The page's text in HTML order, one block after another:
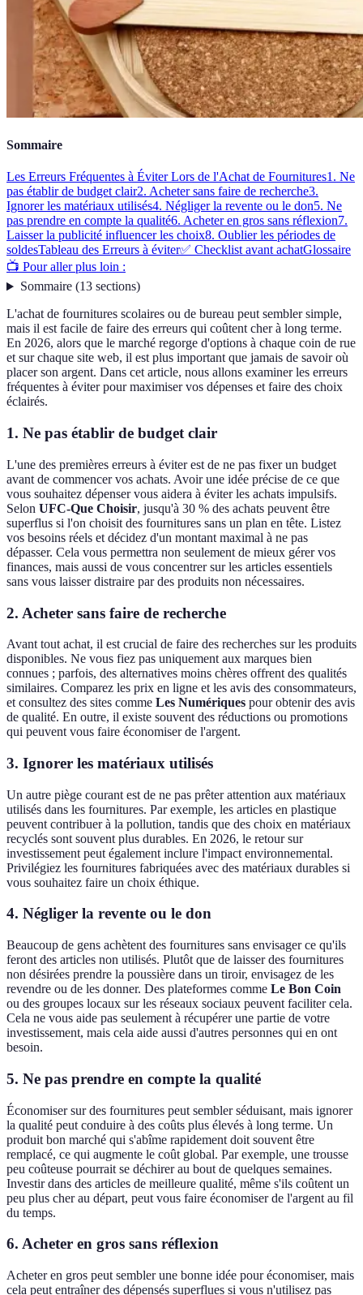
Sommaire
Les Erreurs Fréquentes à Éviter Lors de l'Achat de Fournitures1. Ne
pas établir de budget clair2. Acheter sans faire de recherche3.
Ignorer les matériaux utilisés4. Négliger la revente ou le don5. Ne
pas prendre en compte la qualité6. Acheter en gros sans réflexion7.
Laisser la publicité influencer les choix8. Oublier les périodes de
soldesTableau des Erreurs à éviter✅ Checklist avant achatGlossaire
📺 Pour aller plus loin :
Sommaire(13 sections)
L'achat de fournitures scolaires ou de bureau peut sembler simple,
mais il est facile de faire des erreurs qui coûtent cher à long terme.
En 2026, alors que le marché regorge d'options à chaque coin de rue
et sur chaque site web, il est plus important que jamais de savoir où
placer son argent. Dans cet article, nous allons examiner les erreurs
fréquentes à éviter pour maximiser vos dépenses et faire des choix
éclairés.
1. Ne pas établir de budget clair
L'une des premières erreurs à éviter est de ne pas fixer un budget
avant de commencer vos achats. Avoir une idée précise de ce que
vous souhaitez dépenser vous aidera à éviter les achats impulsifs.
Selon UFC-Que Choisir, jusqu'à 30 % des achats peuvent être
superflus si l'on choisit des fournitures sans un plan en tête. Listez
vos besoins réels et décidez d'un montant maximal à ne pas
dépasser. Cela vous permettra non seulement de mieux gérer vos
finances, mais aussi de vous concentrer sur les articles essentiels
sans vous laisser distraire par des produits non nécessaires.
2. Acheter sans faire de recherche
Avant tout achat, il est crucial de faire des recherches sur les produits
disponibles. Ne vous fiez pas uniquement aux marques bien
connues ; parfois, des alternatives moins chères offrent des qualités
similaires. Comparez les prix en ligne et les avis des consommateurs,
et consultez des sites comme Les Numériques pour obtenir des avis
de qualité. En outre, il existe souvent des réductions ou promotions
qui peuvent vous faire économiser de l'argent.
3. Ignorer les matériaux utilisés
Un autre piège courant est de ne pas prêter attention aux matériaux
utilisés dans les fournitures. Par exemple, les articles en plastique
peuvent contribuer à la pollution, tandis que des choix en matériaux
recyclés sont souvent plus durables. En 2026, le retour sur
investissement peut également inclure l'impact environnemental.
Privilégiez les fournitures fabriquées avec des matériaux durables si
vous souhaitez faire un choix éthique.
4. Négliger la revente ou le don
Beaucoup de gens achètent des fournitures sans envisager ce qu'ils
feront des articles non utilisés. Plutôt que de laisser des fournitures
non désirées prendre la poussière dans un tiroir, envisagez de les
revendre ou de les donner. Des plateformes comme Le Bon Coin
ou des groupes locaux sur les réseaux sociaux peuvent faciliter cela.
Cela ne vous aide pas seulement à récupérer une partie de votre
investissement, mais cela aide aussi d'autres personnes qui en ont
besoin.
5. Ne pas prendre en compte la qualité
Économiser sur des fournitures peut sembler séduisant, mais ignorer
la qualité peut conduire à des coûts plus élevés à long terme. Un
produit bon marché qui s'abîme rapidement doit souvent être
remplacé, ce qui augmente le coût global. Par exemple, une trousse
peu coûteuse pourrait se déchirer au bout de quelques semaines.
Investir dans des articles de meilleure qualité, même s'ils coûtent un
peu plus cher au départ, peut vous faire économiser de l'argent au fil
du temps.
6. Acheter en gros sans réflexion
Acheter en gros peut sembler une bonne idée pour économiser, mais
cela peut entraîner des dépensés superflues si vous n'utilisez pas